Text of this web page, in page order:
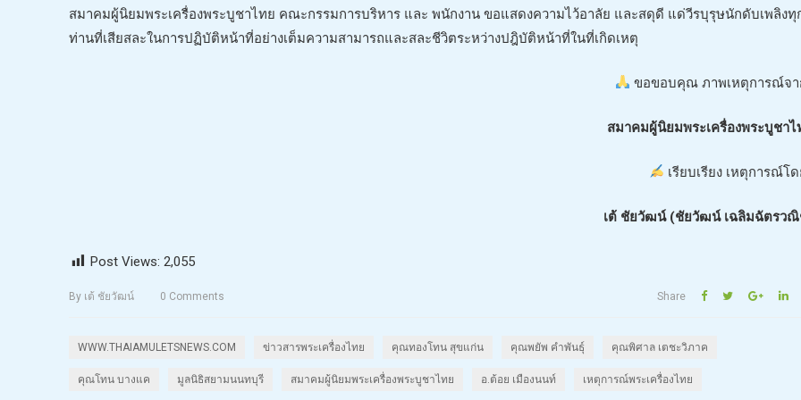
สมาคมผู้นิยมพระเครื่องพระบูชาไทย คณะกรรมการบริหาร และ พนักงาน ขอแสดงความไว้อาลัย และสดุดี แด่วีรบุรุษนักดับเพลิงทุ
ท่านที่เสียสละในการปฏิบัติหน้าที่อย่างเต็มความสามารถและสละชีวิตระหว่างปฎิบัติหน้าที่ในที่เกิดเหตุ
ขอขอบคุณ ภาพเหตุการณ์จา
สมาคมผู้นิยมพระเครื่องพระบูชาไ
เรียบเรียง เหตุการณ์โด
เต้ ชัยวัฒน์ (ชัยวัฒน์ เฉลิมฉัตรว
Post Views: 2,055
By เต้ ชัยวัฒน์ 0 Comments Share
WWW.THAIAMULETSNEWS.COM ข่าวสารพระเครื่องไทย คุณทองโทน สุขแก่น คุณพยัพ คำพันธุ์ คุณพิศาล เตชะวิภาค
คุณโทน บางแค มูลนิธิสยามนนทบุรี สมาคมผู้นิยมพระเครื่องพระบูชาไทย อ.ต้อย เมืองนนท์ เหตุการณ์พระเครื่องไทย